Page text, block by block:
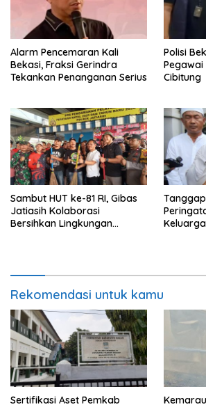
Alarm Pencemaran Kali
Bekasi, Fraksi Gerindra
Tekankan Penanganan Serius
Polisi
Cibitung
Sambut HUT ke-81 RI, Gibas
Jatiasih Kolaborasi
Bersihkan Lingkungan
Rekomendasi untuk kamu
Sertifikasi Aset Pemkab